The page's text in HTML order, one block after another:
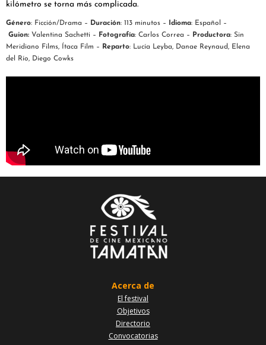
kilómetro se torna más complicada.
Género: Ficción/Drama – Duración: 113 minutos – Idioma: Español –
Guion: Valentina Sachetti – Fotografía: Carlos Correa – Productora: Sin
Meridiano Films, Ítaca Film – Reparto: Lucía Leyba, Danae Reynaud, Elena
del Río, Diego Cowks
Acerca de
El festival
Objetivos
Directorio
Convocatorias